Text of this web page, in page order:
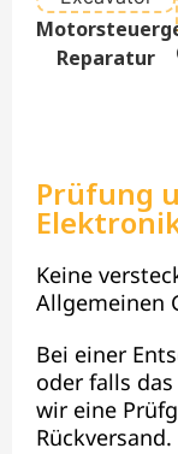
Reparatur
Prüfung
Keine
Allgemeinen
Bei einer
oder falls
wir eine
Rückversand.